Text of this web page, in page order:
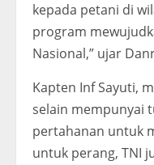
kepada petani di
program
Nasional,” ujar
Kapten Inf Sayuti,
selain mempunyai
pertahanan untuk
untuk perang, TNI